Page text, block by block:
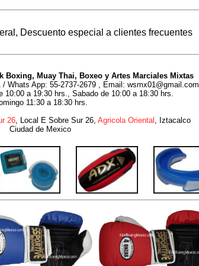
Descuento especial a clientes frecuentes
Boxing, Muay Thai, Boxeo y Artes Marciales Mixtas
/ Whats App: 55-2737-2679 , Email: wsmx01@gmail.com
10:00 a 19:30 hrs., Sabado de 10:00 a 18:30 hrs.
11:30 a 18:30 hrs.
26, Local E Sobre Sur 26, Agricola Oriental , Iztacalco
Ciudad de Mexico